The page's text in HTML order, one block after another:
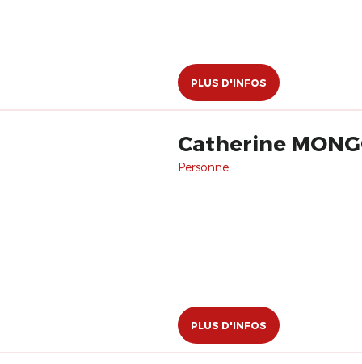
PLUS D'INFOS
Catherine
Personne
PLUS D'INFOS